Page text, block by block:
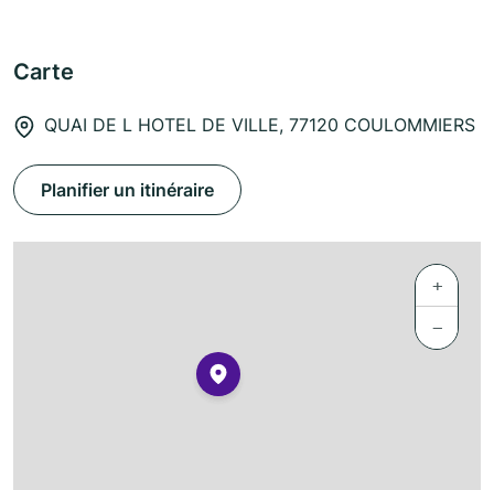
Carte
QUAI DE L HOTEL DE VILLE, 77120 COULOMMIERS
Planifier un itinéraire
+
−